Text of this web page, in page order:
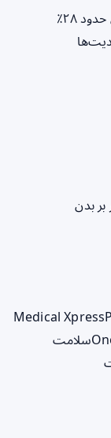
ارتباط اگزما (درماتیت آتوپیک) با افزایش حدود ۲۸٪
بدن
Medical Xpress
سلامت